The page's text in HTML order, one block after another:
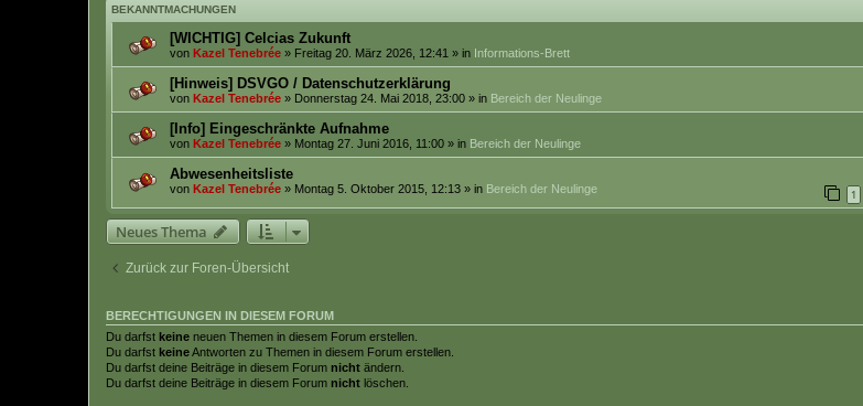
BEKANNTMACHUNGEN
[WICHTIG] Celcias Zukunft
von Kazel Tenebrée » Freitag 20. März 2026, 12:41 » in Informations-Brett
[Hinweis] DSVGO / Datenschutzerklärung
von Kazel Tenebrée » Donnerstag 24. Mai 2018, 23:00 » in Bereich der Neulinge
[Info] Eingeschränkte Aufnahme
von Kazel Tenebrée » Montag 27. Juni 2016, 11:00 » in Bereich der Neulinge
Abwesenheitsliste
von Kazel Tenebrée » Montag 5. Oktober 2015, 12:13 » in Bereich der Neulinge 1
Neues Thema
Zurück zur Foren-Übersicht
BERECHTIGUNGEN IN DIESEM FORUM
Du darfst keine neuen Themen in diesem Forum erstellen.
Du darfst keineAntworten zu Themen in diesem Forum erstellen.
Du darfst deine Beiträge in diesem Forum nicht ändern.
Du darfst deine Beiträge in diesem Forum nicht löschen.